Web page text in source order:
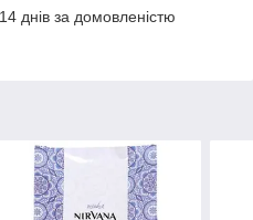
днів за домовленістю